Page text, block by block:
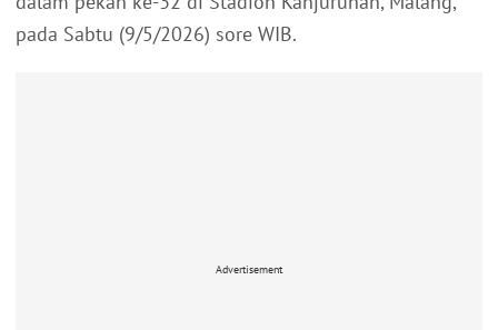
pada Sabtu (9/5/2026) sore WIB.
Advertisement